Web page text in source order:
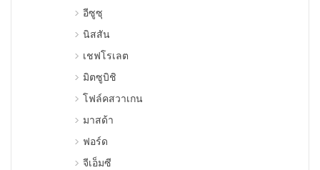
อีซูซุ
นิสสัน
เชฟโรเลต
มิตซูบิชิ
โฟล์คสวาเกน
มาสด้า
ฟอร์ด
จีเอ็มซี